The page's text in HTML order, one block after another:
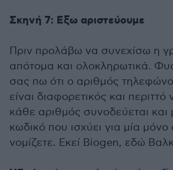
Σκηνή 7: Εξω αριστεύουμε
Πριν προλάβω να συνεχίσω η
απότομα και ολοκληρωτικά.
σας πω ότι ο αριθμός
είναι διαφορετικός και
κάθε αριθμός συνοδεύεται και
κωδικό που ισχύει για μία
νομίζετε. Εκεί Biogen, εδώ